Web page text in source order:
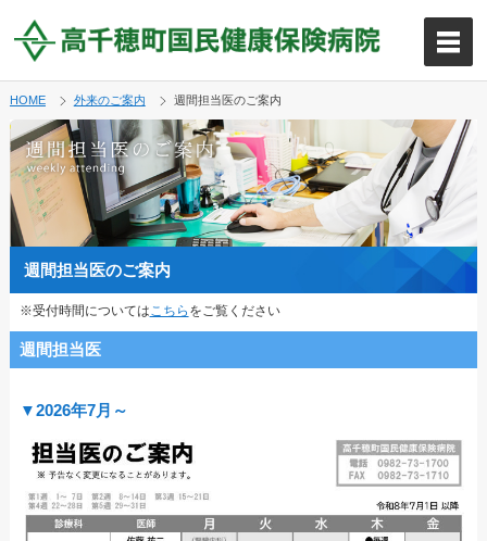
HOME 外来のご案内 週間担当医のご案内
週間担当医のご案内
※受付時間についてはこちら をご覧ください
週間担当医
▼2026年7月～